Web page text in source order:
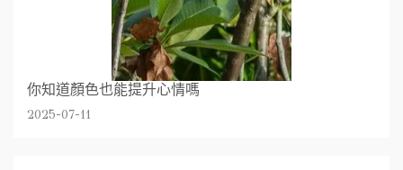
你知道顏色也能提升心情嗎
2025-07-11